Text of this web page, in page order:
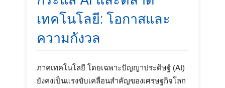
เทคโนโลยี: โอกาสและ
ความกังวล
ภาคเทคโนโลยี โดยเฉพาะปัญญาประดิษฐ์ (AI)
ยังคงเป็นแรงขับเคลื่อนสำคัญของเศรษฐกิจโลก